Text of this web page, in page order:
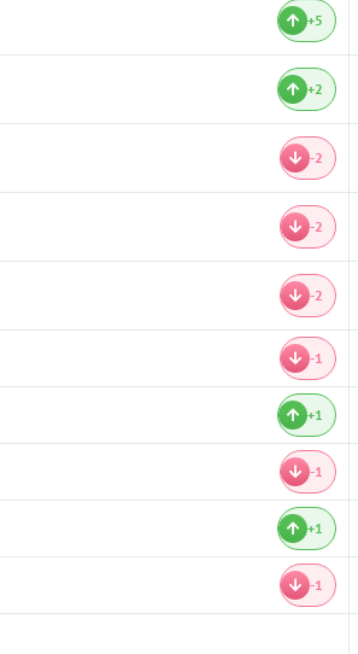
+5
+2
-2
-2
-2
-1
+1
-1
+1
-1